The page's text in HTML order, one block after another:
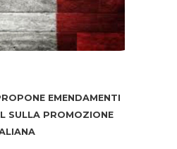
EMENDAMENTI
SULLA PROMOZIONE